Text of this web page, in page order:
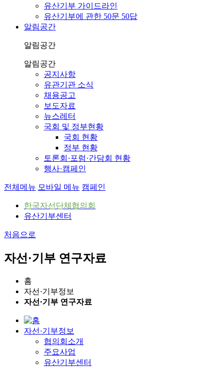
유산기부 가이드라인
유산기부에 관한 50문 50답
알림공간
알림공간
알림공간
공지사항
유관기관 소식
채용공고
보도자료
뉴스레터
국회 및 정부현황
국회 현황
정부 현황
토론회·포럼·간담회 현황
행사·캠페인
전체메뉴 모바일 메뉴 캠페인
한국자선단체협의회
유산기부센터
처음으로
자선·기부 연구자료
홈
자선·기부정보
자선·기부 연구자료
자선·기부정보
협의회소개
주요사업
유산기부센터